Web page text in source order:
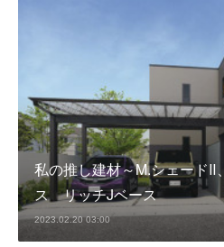
私の推し建材～M.シェードⅡ
ス リッチJベース
2023.02.20 03:00